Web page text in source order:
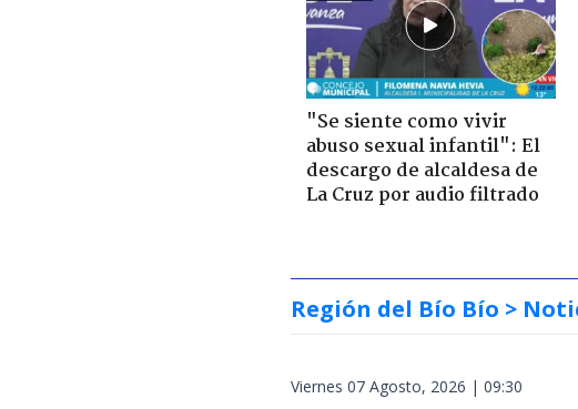
"Se siente como vivir
abuso sexual infantil": El
descargo de alcaldesa de
La Cruz por audio filtrado
Región del Bío Bío >
Viernes 07 Agosto, 2026 | 09:30